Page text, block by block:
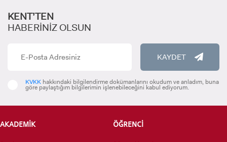
ADAY ÖĞRENCİ
KENT’TEN
HABERİNİZ OLSUN
KAYDET
KVKK hakkındaki bilgilendirme dokümanlarını okudum ve anladım, buna
göre paylaştığım bilgilerimin işlenebileceğini kabul ediyorum.
AKADEMİK ÖĞRENCİ